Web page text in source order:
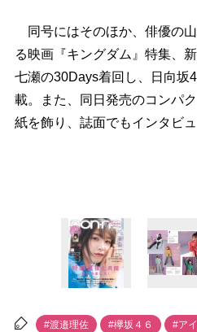
同号にはそのほか、俳優の
る映画『キングダム』特集、
七瀬の30Days着回し、日向坂
載。また、同日発売のコンパ
紙を飾り、誌面でもインタビ
#渡邉理佐 #欅坂４６ #ア